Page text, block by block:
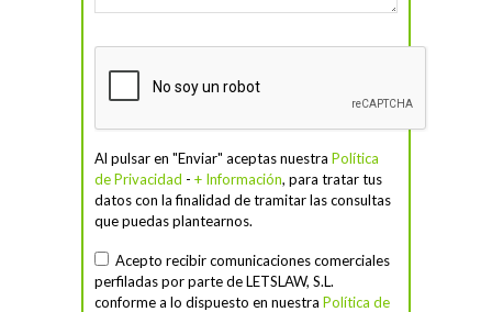
Al pulsar en "Enviar" aceptas nuestra Política
de Privacidad - + Información, para tratar tus
datos con la finalidad de tramitar las consultas
que puedas plantearnos.
Acepto recibir comunicaciones comerciales
perfiladas por parte de LETSLAW, S.L.
conforme a lo dispuesto en nuestra Política de